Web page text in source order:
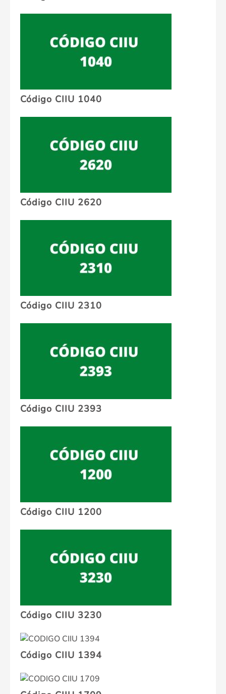
Código CIIU 1040
Código CIIU 2620
Código CIIU 2310
Código CIIU 2393
Código CIIU 1200
Código CIIU 3230
Código CIIU 1394